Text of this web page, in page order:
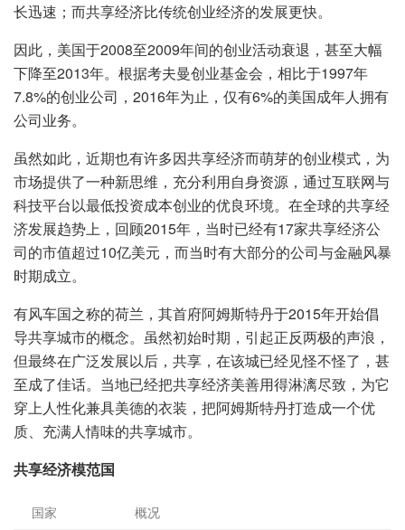
长迅速；而共享经济比传统创业经济的发展更快。
因此，美国于2008至2009年间的创业活动衰退，甚至大幅
下降至2013年。根据考夫曼创业基金会，相比于1997年
7.8%的创业公司，2016年为止，仅有6%的美国成年人拥有
公司业务。
虽然如此，近期也有许多因共享经济而萌芽的创业模式，为
市场提供了一种新思维，充分利用自身资源，通过互联网与
科技平台以最低投资成本创业的优良环境。在全球的共享经
济发展趋势上，回顾2015年，当时已经有17家共享经济公
司的市值超过10亿美元，而当时有大部分的公司与金融风暴
时期成立。
有风车国之称的荷兰，其首府阿姆斯特丹于2015年开始倡
导共享城市的概念。虽然初始时期，引起正反两极的声浪，
但最终在广泛发展以后，共享，在该城已经见怪不怪了，甚
至成了佳话。当地已经把共享经济美善用得淋漓尽致，为它
穿上人性化兼具美德的衣装，把阿姆斯特丹打造成一个优
质、充满人情味的共享城市。
共享经济模范国
国家 概况